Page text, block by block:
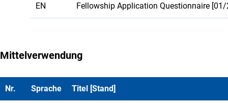
EN
Fellowship Application Questionnaire
Mittelverwendung
Nr. Sprache Titel [Stand]